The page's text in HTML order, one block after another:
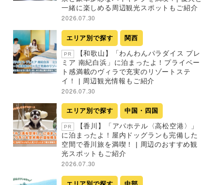
一緒に楽しめる周辺観光スポットもご紹介
2026.07.30
エリア別で探す 関西
PR
【和歌山】「わんわんパラダイス プレ
ミア 南紀白浜」に泊まったよ！プライベー
ト感満載のヴィラで充実のリゾートステ
イ！ | 周辺観光情報もご紹介
2026.07.30
エリア別で探す 中国・四国
PR
【香川】「アパホテル〈高松空港〉」
に泊まったよ！屋内ドッグランも完備した
空間で香川旅を満喫！ | 周辺のおすすめ観
光スポットもご紹介
2026.07.30